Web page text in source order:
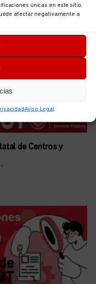
únicas en este sitio.
afectar negativamente a
Aviso Legal
de Centros y